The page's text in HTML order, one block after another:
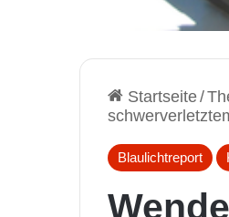
Startseite/
Blaulichtreport